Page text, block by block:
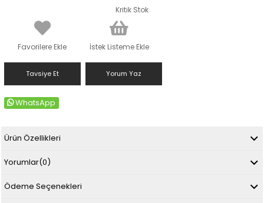
Kritik Stok
Favorilere Ekle İstek Listeme Ekle
Tavsiye Et Yorum Yaz
WhatsApp
Ürün Özellikleri
Yorumlar(0)
Ödeme Seçenekleri